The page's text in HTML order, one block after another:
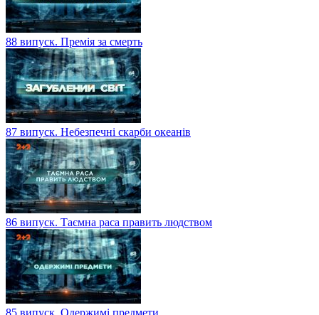
88 випуск. Премія за смерть
87 випуск. Небезпечні скарби океанів
86 випуск. Таємна раса править людством
85 випуск. Одержимі предмети